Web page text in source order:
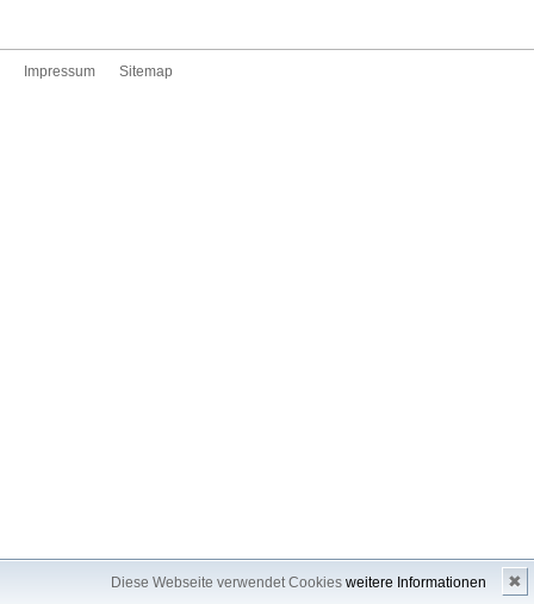
Diese Webseite verwendet Cookies weitere Informationen ✖
Impressum Sitemap